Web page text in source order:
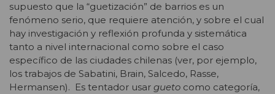
supuesto que la “guetización” de barrios es un
fenómeno serio, que requiere atención, y sobre el cual
hay investigación y reflexión profunda y sistemática
tanto a nivel internacional como sobre el caso
específico de las ciudades chilenas (ver, por ejemplo,
los trabajos de Sabatini, Brain, Salcedo, Rasse,
Hermansen). Es tentador usar gueto como categoría,